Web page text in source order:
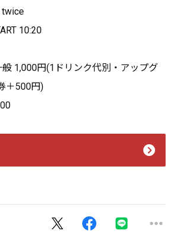
twice
10:20
1,000円(1ドリンク代別・アップグ
＋500円)